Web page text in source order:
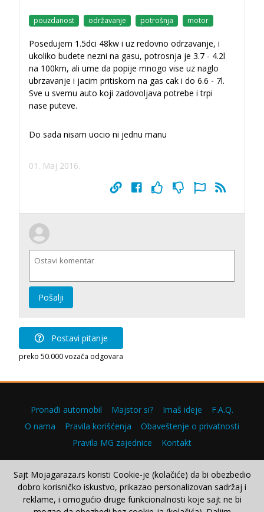
pouzdanost održavanje potrošnja motor
Posedujem 1.5dci 48kw i uz redovno odrzavanje, i
ukoliko budete nezni na gasu, potrosnja je 3.7 - 4.2l
na 100km, ali ume da popije mnogo vise uz naglo
ubrzavanje i jacim pritiskom na gas cak i do 6.6 - 7l.
Sve u svemu auto koji zadovoljava potrebe i trpi
nase puteve.
Do sada nisam uocio ni jednu manu
01. Maj 2016.
Pošalji
Postavi pitanje
preko 50.000 vozača odgovara
Pronađi automobil Majstor si? Imaš ideje
F.A.Q.
O nama
Pravila korišćenja
Obaveštenje o privatnosti
Pravila MG zajednice
Kontakt
Copyright © 2000–2026.
Sajt Mojagaraza.rs koristi Cookie-je (kolačiće) da bi obezbedio
dobro korisničko iskustvo, prikazao personalizovan sadržaj i
reklame, i omogućio druge funkcionalnosti koje sajt ne bi